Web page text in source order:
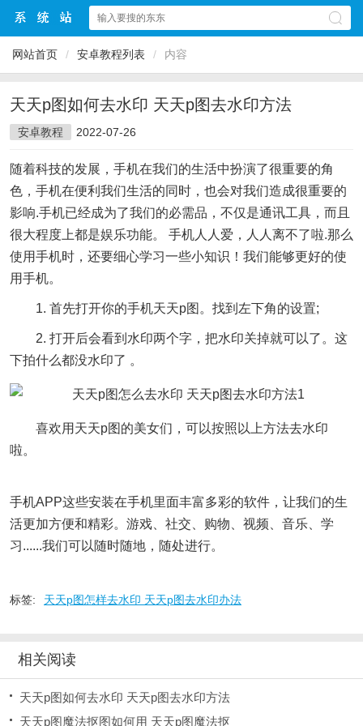
网站首页 / 安卓教程列表 / 内容
天天p图如何去水印 天天p图去水印方法
安卓教程 2022-07-26
随着科技的发展，手机在我们的生活中扮演了很重要的角
色，手机在便利我们生活的同时，也会对我们造成很重要的
影响.手机已经成为了我们的必需品，不仅是通讯工具，而且
很大程度上都是娱乐功能。 手机人人爱，人人离不了啦.那么
使用手机时，还要细心学习一些小知识！我们能够更好的使
用手机。
1. 首先打开你的手机天天p图。找到左下角的设置;
2. 打开后会看到水印两个字，把水印关掉就可以了。这
下拍什么都没水印了 。
喜欢用天天p图的美女们，可以按照以上方法去水印
啦。
手机APP这些安装在手机里面丰富多彩的软件，让我们的生
活更加方便和精彩。游戏、社交、购物、视频、音乐、学
习......我们可以随时随地，随处进行。
标签: 天天p图怎样去水印 天天p图去水印办法
相关阅读
天天p图如何去水印 天天p图去水印方法
天天p图魔法抠图如何用 天天p图魔法抠